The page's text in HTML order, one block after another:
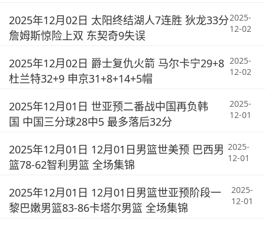
2025年12月02日 太阳终结湖人7连胜 狄龙33分
詹姆斯惊险上双 东契奇9失误
2025-
12-02
2025年12月02日 爵士复仇火箭 马尔卡宁29+8
杜兰特32+9 申京31+8+14+5帽
2025-
12-02
2025年12月01日 世亚预二番战中国再负韩
国 中国三分球28中5 最多落后32分
2025-
12-01
2025年12月01日 12月01日男篮世美预 巴西男
篮78-62智利男篮 全场集锦
2025-
12-01
2025年12月01日 12月01日男篮世亚预阶段一
黎巴嫩男篮83-86卡塔尔男篮 全场集锦
2025-
12-01